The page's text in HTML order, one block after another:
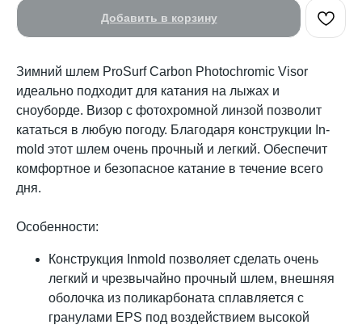
Добавить в корзину
Зимний шлем ProSurf Carbon Photochromic Visor
идеально подходит для катания на лыжах и
сноуборде. Визор с фотохромной линзой позволит
кататься в любую погоду. Благодаря конструкции In-
mold этот шлем очень прочный и легкий. Обеспечит
комфортное и безопасное катание в течение всего
дня.
Особенности:
Конструкция Inmold позволяет сделать очень
легкий и чрезвычайно прочный шлем, внешняя
оболочка из поликарбоната сплавляется с
гранулами EPS под воздействием высокой